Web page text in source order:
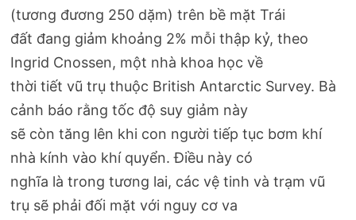
(tương đương 250 dặm) trên bề mặt Trái
đất đang giảm khoảng 2% mỗi thập kỷ, theo
Ingrid Cnossen, một nhà khoa học về
thời tiết vũ trụ thuộc British Antarctic Survey. Bà
cảnh báo rằng tốc độ suy giảm này
sẽ còn tăng lên khi con người tiếp tục bơm khí
nhà kính vào khí quyển. Điều này có
nghĩa là trong tương lai, các vệ tinh và trạm vũ
trụ sẽ phải đối mặt với nguy cơ va